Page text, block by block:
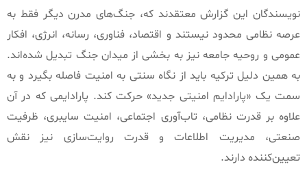
نویسندگان این گزارش معتقدند که، جنگ‌های مدرن دیگر فقط به
عرصه نظامی محدود نیستند و اقتصاد، فناوری، رسانه، انرژی، افکار
عمومی و روحیه جامعه نیز به بخشی از میدان جنگ تبدیل شده‌اند.
به همین دلیل ترکیه باید از نگاه سنتی به امنیت فاصله بگیرد و به
سمت یک «پارادایم امنیتی جدید» حرکت کند. پارادایمی که در آن
علاوه بر قدرت نظامی، تاب‌آوری اجتماعی، امنیت سایبری، ظرفیت
صنعتی، مدیریت اطلاعات و قدرت روایت‌سازی نیز نقش
تعیین‌کننده دارند.